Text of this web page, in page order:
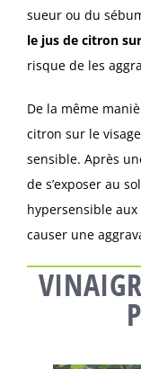
sueur ou du
le jus de citron
risque de les
De la même
citron sur le
sensible. Après
de s’exposer au
hypersensible
causer une